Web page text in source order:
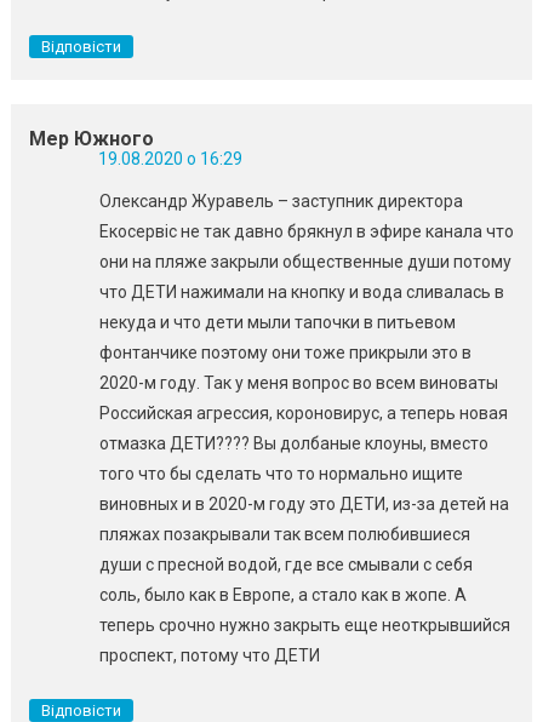
Відповісти
Мер Южного
19.08.2020 о 16:29
Олександр Журавель – заступник директора
Екосервіс не так давно брякнул в эфире канала что
они на пляже закрыли общественные души потому
что ДЕТИ нажимали на кнопку и вода сливалась в
некуда и что дети мыли тапочки в питьевом
фонтанчике поэтому они тоже прикрыли это в
2020-м году. Так у меня вопрос во всем виноваты
Российская агрессия, короновирус, а теперь новая
отмазка ДЕТИ???? Вы долбаные клоуны, вместо
того что бы сделать что то нормально ищите
виновных и в 2020-м году это ДЕТИ, из-за детей на
пляжах позакрывали так всем полюбившиеся
души с пресной водой, где все смывали с себя
соль, было как в Европе, а стало как в жопе. А
теперь срочно нужно закрыть еще неоткрывшийся
проспект, потому что ДЕТИ
Відповісти